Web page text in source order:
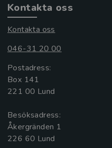
Kontakta oss
Kontakta oss
046-31 20 00
Postadress:
Box 141
221 00 Lund
Besöksadress:
Åkergränden 1